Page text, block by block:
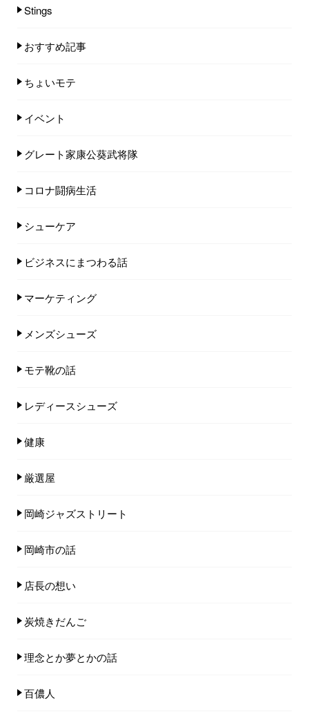
Stings
おすすめ記事
ちょいモテ
イベント
グレート家康公葵武将隊
コロナ闘病生活
シューケア
ビジネスにまつわる話
マーケティング
メンズシューズ
モテ靴の話
レディースシューズ
健康
厳選屋
岡崎ジャズストリート
岡崎市の話
店長の想い
炭焼きだんご
理念とか夢とかの話
百儂人